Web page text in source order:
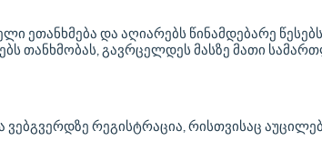
ეთანხმება და აღიარებს წინამდებარე
თანხმობას, გავრცელდეს მასზე მათი
ვებგვერდზე რეგისტრაცია, რისთვისაც